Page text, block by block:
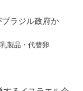
ラジル政府か
製品・代替卵